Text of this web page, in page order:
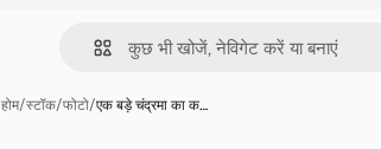
होम/स्टॉक/फोटो/एक बड़े चंद्रमा का क…